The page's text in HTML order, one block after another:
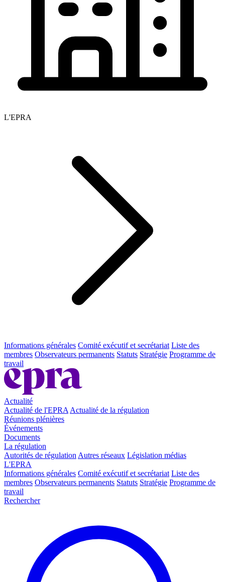
L'EPRA
Informations générales Comité exécutif et secrétariat Liste des
membres Observateurs permanents Statuts Stratégie Programme de
travail
Actualité
Actualité de l'EPRA Actualité de la régulation
Réunions plénières
Événements
Documents
La régulation
Autorités de régulation Autres réseaux Législation médias
L'EPRA
Informations générales Comité exécutif et secrétariat Liste des
membres Observateurs permanents Statuts Stratégie Programme de
travail
Rechercher